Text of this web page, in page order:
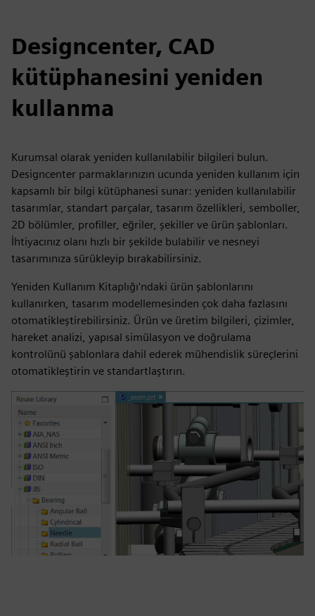
Designcenter, CAD
kütüphanesini yeniden
kullanma
Kurumsal olarak yeniden kullanılabilir bilgileri bulun.
Designcenter parmaklarınızın ucunda yeniden kullanım için
kapsamlı bir bilgi kütüphanesi sunar: yeniden kullanılabilir
tasarımlar, standart parçalar, tasarım özellikleri, semboller,
2D bölümler, profiller, eğriler, şekiller ve ürün şablonları.
İhtiyacınız olanı hızlı bir şekilde bulabilir ve nesneyi
tasarımınıza sürükleyip bırakabilirsiniz.
Yeniden Kullanım Kitaplığı'ndaki ürün şablonlarını
kullanırken, tasarım modellemesinden çok daha fazlasını
otomatikleştirebilirsiniz. Ürün ve üretim bilgileri, çizimler,
hareket analizi, yapısal simülasyon ve doğrulama
kontrolünü şablonlara dahil ederek mühendislik süreçlerini
otomatikleştirin ve standartlaştırın.